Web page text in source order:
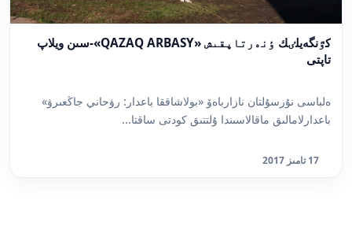
كٷنگەيلٸك ٶنەرتاپقىش «QAZAQ ARBASY»-سىن ويلاپ
تاپتى
ەلباسى نۇرسۇلتان نازارباەۆ «بولاشاققا باعدار: رۋحاني جاڭعىرۋ»
باعدارلامالىق ماقالاسىندا ۇلتتىق كودتى ساقتا...
17 تامىز 2017